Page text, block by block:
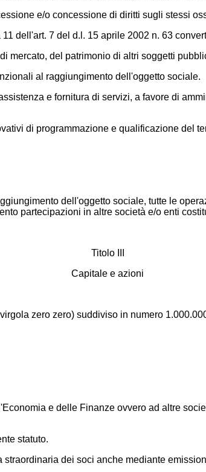
e/o concessione di diritti sugli stessi
dell'art. 7 del d.l. 15 aprile 2002 n. 63
mercato, del patrimonio di altri soggetti
al raggiungimento dell'oggetto sociale.
e fornitura di servizi, a favore di
di programmazione e qualificazione del
dell'oggetto sociale, tutte le
partecipazioni in altre società e/o enti
Titolo III
Capitale e azioni
zero zero) suddiviso in numero
e delle Finanze ovvero ad altre
statuto.
dei soci anche mediante